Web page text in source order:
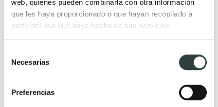
web, quienes pueden combinarla con otra información
que les haya proporcionado o que hayan recopilado a
partir del uso que haya hecho de sus servicios.
Necesarias
Preferencias
Encimera Coycama Mytho
Carrara, Resina, carga mineral, revestimiento acrílico con barra
de refuezo
235,01€